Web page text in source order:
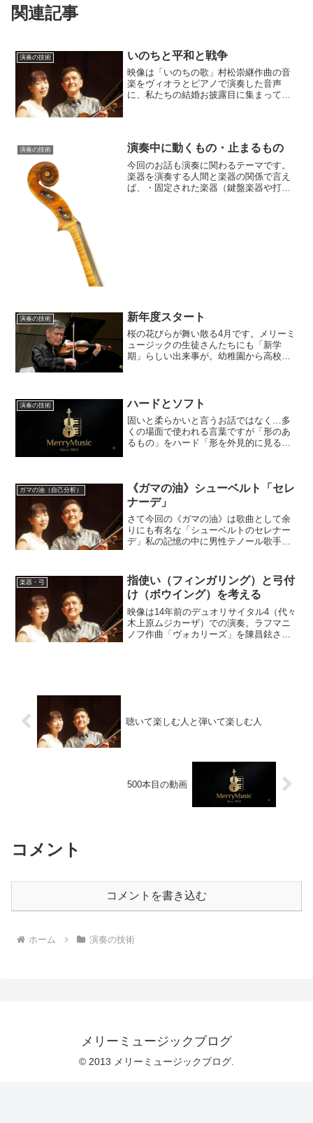
関連記事
演奏の技術 いのちと平和と戦争
映像は「いのちの歌」村松崇継作曲の音
楽をヴィオラとピアノで演奏した音声
に、私たちの結婚お披露目に集まってく
がいるのも現実だと思います...
演奏の技術 演奏中に動くもの・止まるもの
今回のお話も演奏に関わるテーマです。
楽器を演奏する人間と楽器の関係で言え
ば、・固定された楽器（鍵盤楽器や打楽
演奏の技術 新年度スタート
桜の花びらが舞い散る4月です。メリーミ
ュージックの生徒さんたちにも「新学
期」らしい出来事が。幼稚園から高校生
に新しい学校に通い始める...
演奏の技術 ハードとソフト
固いと柔らかいと言うお話ではなく…多
くの場面で使われる言葉ですが「形のあ
るもの」をハード「形を外見的に見るこ
ドディスクなど周辺機器を...
ガマの油（自己分析）
《ガマの油》シューベルト「セレ
ナーデ」
さて今回の《ガマの油》は歌曲として余
りにも有名な「シューベルトのセレナー
デ」私の記憶の中に男性テノール歌手が
シャー＝ディスカウのレコードだったよ
うな気がします。子供なの...
楽器・弓
指使い（フィンガリング）と弓付
け（ボウイング）を考える
映像は14年前のデュオリサイタル4（代々
木上原ムジカーザ）での演奏。ラフマニ
ノフ作曲「ヴォカリーズ」を陳昌鉉さん
聴いて楽しむ人と弾いて楽しむ人
500本目の動画
コメント
コメントを書き込む
ホーム 演奏の技術
メリーミュージックブログ
© 2013 メリーミュージックブログ.